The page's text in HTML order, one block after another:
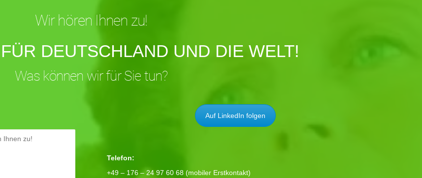
Wir hören Ihnen zu!
DEUTSCHLAND UND DIE WELT!
Was können wir für Sie tun?
Auf LinkedIn folgen
Telefon:
+49 – 176 – 24 97 60 68 (mobiler Erstkontakt)